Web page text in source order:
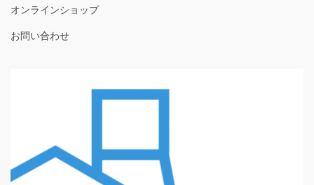
オンラインショップ
お問い合わせ